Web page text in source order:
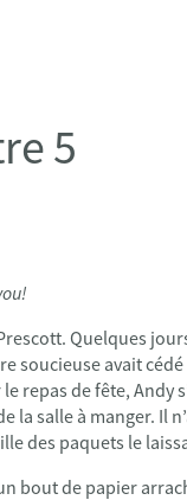
5
Quelques
soucieuse avait
repas de fête, Andy
la salle à manger. Il
des paquets le
bout de papier